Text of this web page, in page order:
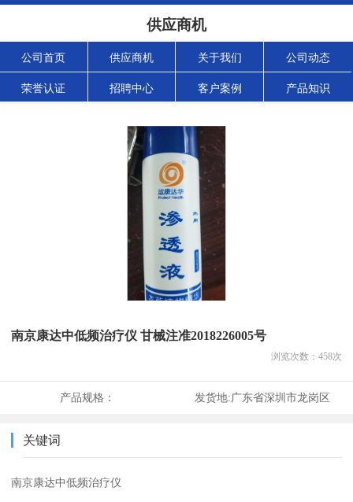
供应商机
公司首页 供应商机 关于我们 公司动态
荣誉认证 招聘中心 客户案例 产品知识
南京康达中低频治疗仪 甘械注准2018226005号
浏览次数： 458次
产品规格： 发货地:广东省深圳市龙岗区
关键词
南京康达中低频治疗仪